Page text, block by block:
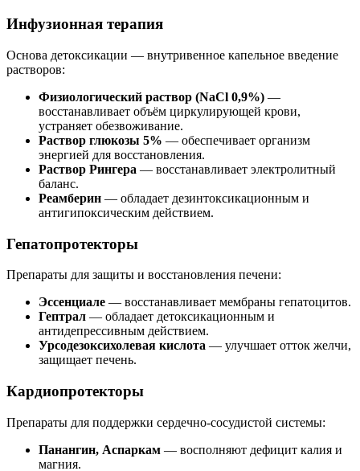
Инфузионная терапия
Основа детоксикации — внутривенное капельное введение
растворов:
Физиологический раствор (NaCl 0,9%) —
восстанавливает объём циркулирующей крови,
устраняет обезвоживание.
Раствор глюкозы 5% — обеспечивает организм
энергией для восстановления.
Раствор Рингера — восстанавливает электролитный
баланс.
Реамберин — обладает дезинтоксикационным и
антигипоксическим действием.
Гепатопротекторы
Препараты для защиты и восстановления печени:
Эссенциале — восстанавливает мембраны гепатоцитов.
Гептрал — обладает детоксикационным и
антидепрессивным действием.
Урсодезоксихолевая кислота — улучшает отток желчи,
защищает печень.
Кардиопротекторы
Препараты для поддержки сердечно-сосудистой системы:
Панангин, Аспаркам — восполняют дефицит калия и
магния.